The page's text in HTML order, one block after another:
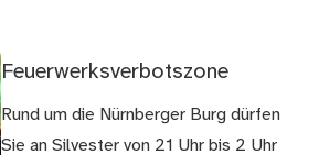
Feuerwerksverbotszone
Rund um die Nürnberger Burg dürfen
Sie an Silvester von 21 Uhr bis 2 Uhr